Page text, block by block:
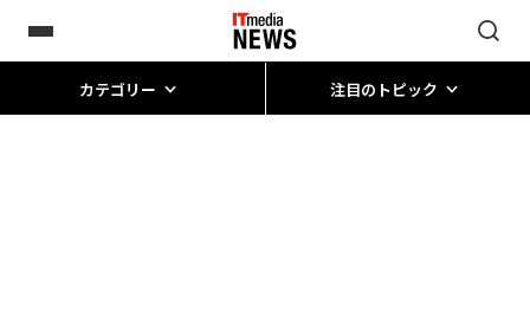
カテゴリー 注目のトピック